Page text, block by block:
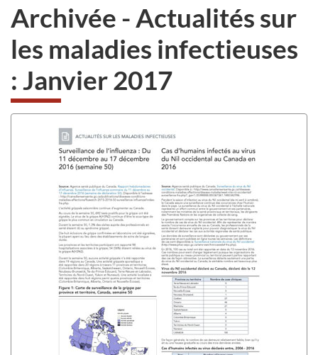
Archivée - Actualités sur
les maladies infectieuses
: Janvier 2017